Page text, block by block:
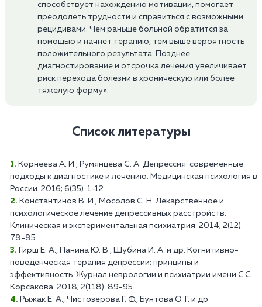
способствует нахождению мотивации, помогает
преодолеть трудности и справиться с возможными
рецидивами. Чем раньше больной обратится за
помощью и начнет терапию, тем выше вероятность
положительного результата. Позднее
диагностирование и отсрочка лечения увеличивает
риск перехода болезни в хроническую или более
тяжелую форму».
Список литературы
Корнеева А. И., Румянцева С. А. Депрессия: современные
подходы к диагностике и лечению. Медицинская психология в
России. 2016; 6(35): 1-12.
Константинов В. И., Мосолов С. Н. Лекарственное и
психологическое лечение депрессивных расстройств.
Клиническая и экспериментальная психиатрия. 2014; 2(12):
78-85.
Гирш Е. А., Панина Ю. В., Шубина И. А. и др. Когнитивно-
поведенческая терапия депрессии: принципы и
эффективность. Журнал неврологии и психиатрии имени С.С.
Корсакова. 2018; 2(118): 89-95.
Рыжак Е. А., Чистозёрова Г. Ф., Бунтова О. Г. и др.